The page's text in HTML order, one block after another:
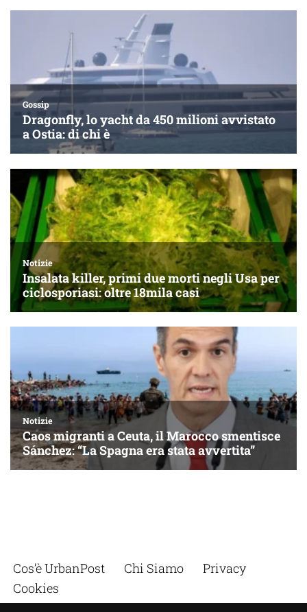
Cos’è UrbanPost Chi Siamo
Privacy
Cookies